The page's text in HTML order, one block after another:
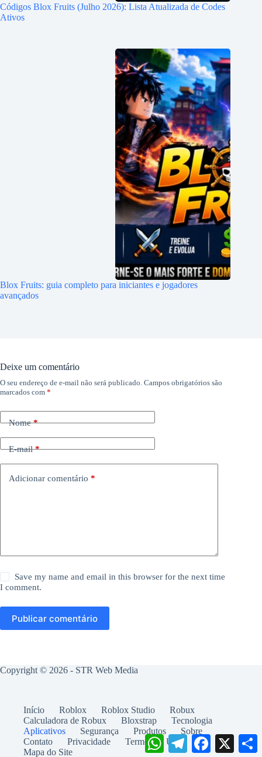
Códigos Blox Fruits (Julho 2026): Lista Atualizada de Codes
Ativos
Blox Fruits: guia completo para iniciantes e jogadores
avançados
Deixe um comentário
O seu endereço de e-mail não será publicado. Campos obrigatórios são
marcados com *
Nome*
E-mail*
Adicionar comentário *
Save my name and email in this browser for the next time
I comment.
Publicar comentário
Copyright © 2026 - STR Web Media
Início Roblox Roblox Studio
Robux
Calculadora de Robux
Bloxstrap
Tecnologia
Aplicativos
Segurança Produtos
Sobre
Contato
Privacidade
Termos de Uso
Mapa do Site
W
h
T
F
X